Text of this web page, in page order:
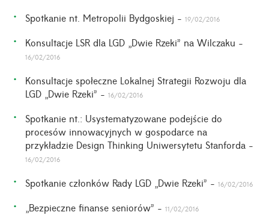
Spotkanie nt. Metropolii Bydgoskiej -19/02/2016
Konsultacje LSR dla LGD „Dwie Rzeki” na Wilczaku -
16/02/2016
Konsultacje społeczne Lokalnej Strategii Rozwoju dla
LGD „Dwie Rzeki” -16/02/2016
Spotkanie nt.: Usystematyzowane podejście do
procesów innowacyjnych w gospodarce na
przykładzie Design Thinking Uniwersytetu Stanforda -
16/02/2016
Spotkanie członków Rady LGD „Dwie Rzeki” -16/02/2016
„Bezpieczne finanse seniorów” -11/02/2016